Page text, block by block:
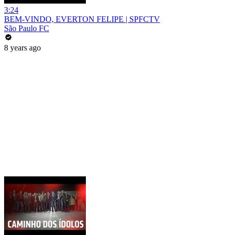
3:24
BEM-VINDO, EVERTON FELIPE | SPFCTV
São Paulo FC
8 years ago